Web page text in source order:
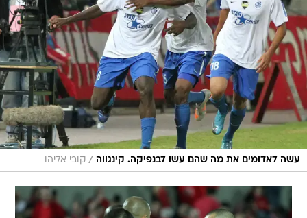
עשה לאדומים את מה שהם עשו לבנפיקה. קינגווה / קובי אליהו